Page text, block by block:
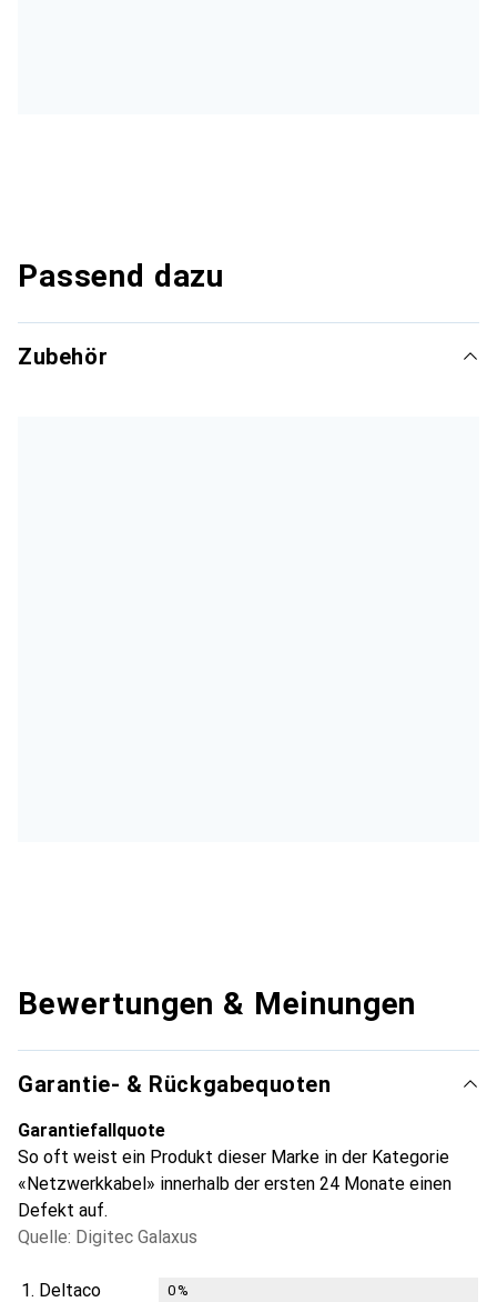
Passend dazu
Zubehör
Bewertungen & Meinungen
Garantie- & Rückgabequoten
Garantiefallquote
So oft weist ein Produkt dieser Marke in der Kategorie
«Netzwerkkabel» innerhalb der ersten 24 Monate einen
Defekt auf.
Quelle: Digitec Galaxus
1. Deltaco 0%